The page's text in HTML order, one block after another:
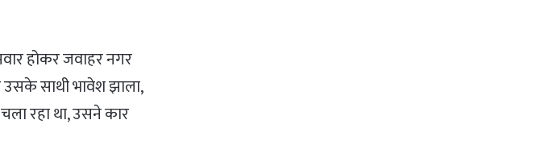
होकर जवाहर नगर
साथी भावेश झाला,
रहा था, उसने कार